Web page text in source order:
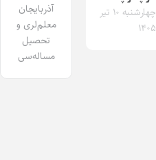
چهارشنبه ۱۰ تیر
۱۴۰۵
آذربایجان
معلم‌لری و
تحصیل
مساله‌سی